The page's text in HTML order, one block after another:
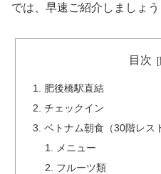
では、早速ご紹介しましょう
目次
肥後橋駅直結
チェックイン
ベトナム朝食（30階レス
メニュー
フルーツ類